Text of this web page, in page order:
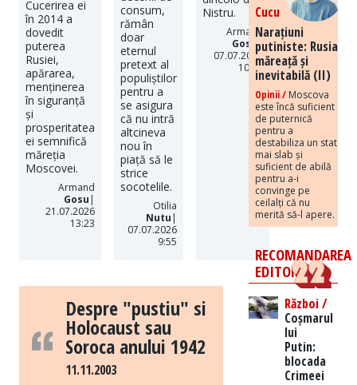
Cucerirea ei
în 2014 a
dovedit
puterea
Rusiei,
apărarea,
menținerea
în siguranță
și
prosperitatea
ei semnifică
măreția
Moscovei.
Armand
Gosu |
21.07.2026
13:23
consum,
rămân
doar
eternul
pretext al
populiștilor
pentru a
se asigura
că nu intră
altcineva
nou în
piață să le
strice
socotelile.
Otilia
Nutu |
07.07.2026
9:55
Nistru.
Armand
Gosu|
07.07.2026
10:16
Despre "pustiu" si
Holocaust sau
Soroca anului 1942
11.11.2003
Cucu
Narațiuni
putiniste: Rusia
măreață și
inevitabilă (II)
Opinii / Moscova
este încă suficient
de puternică
pentru a
destabiliza un stat
mai slab și
suficient de abilă
pentru a-i
convinge pe
ceilalți că nu
merită să-l apere.
RECOMANDAREA
EDITORILOR
Război /
Coșmarul
lui
Putin:
blocada
Crimeei